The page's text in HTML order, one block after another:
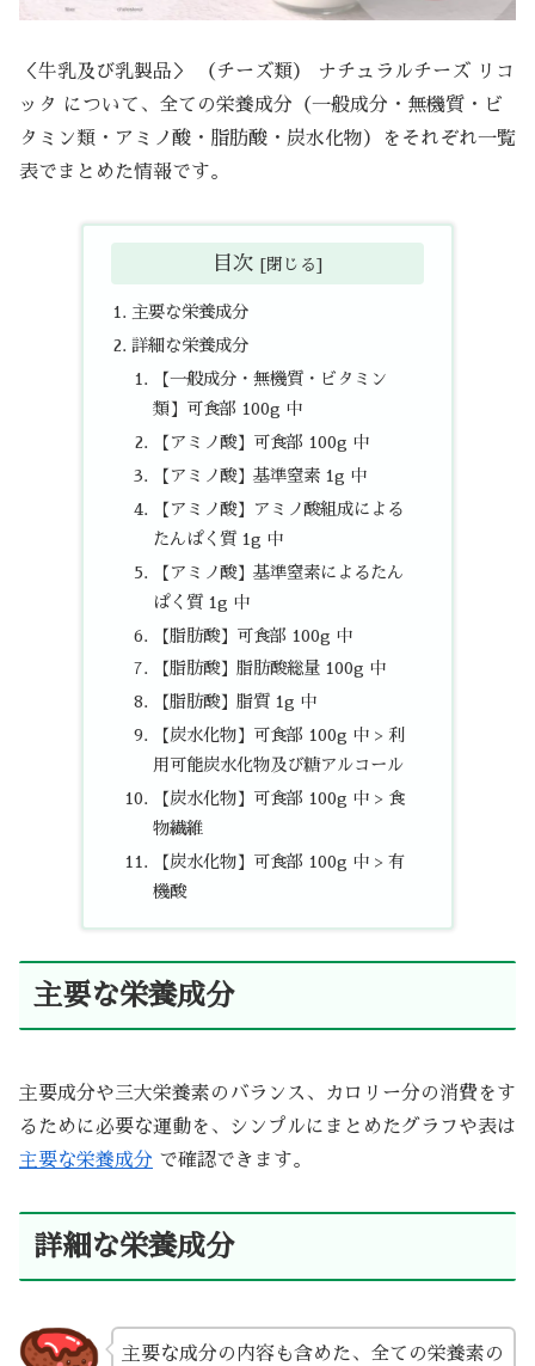
＜牛乳及び乳製品＞ （チーズ類） ナチュラルチーズ リコ
ッタ について、全ての栄養成分（一般成分・無機質・ビ
タミン類・アミノ酸・脂肪酸・炭水化物）をそれぞれ一覧
表でまとめた情報です。
目次
主要な栄養成分
詳細な栄養成分
【一般成分・無機質・ビタミン
類】可食部 100g 中
【アミノ酸】可食部 100g 中
【アミノ酸】基準窒素 1g 中
【アミノ酸】アミノ酸組成による
たんぱく質 1g 中
【アミノ酸】基準窒素によるたん
ぱく質 1g 中
【脂肪酸】可食部 100g 中
【脂肪酸】脂肪酸総量 100g 中
【脂肪酸】脂質 1g 中
【炭水化物】可食部 100g 中 > 利
用可能炭水化物及び糖アルコール
【炭水化物】可食部 100g 中 > 食
物繊維
【炭水化物】可食部 100g 中 > 有
機酸
主要な栄養成分
主要成分や三大栄養素のバランス、カロリー分の消費をす
るために必要な運動を、シンプルにまとめたグラフや表は
主要な栄養成分 で確認できます。
詳細な栄養成分
主要な成分の内容も含めた、全ての栄養素の